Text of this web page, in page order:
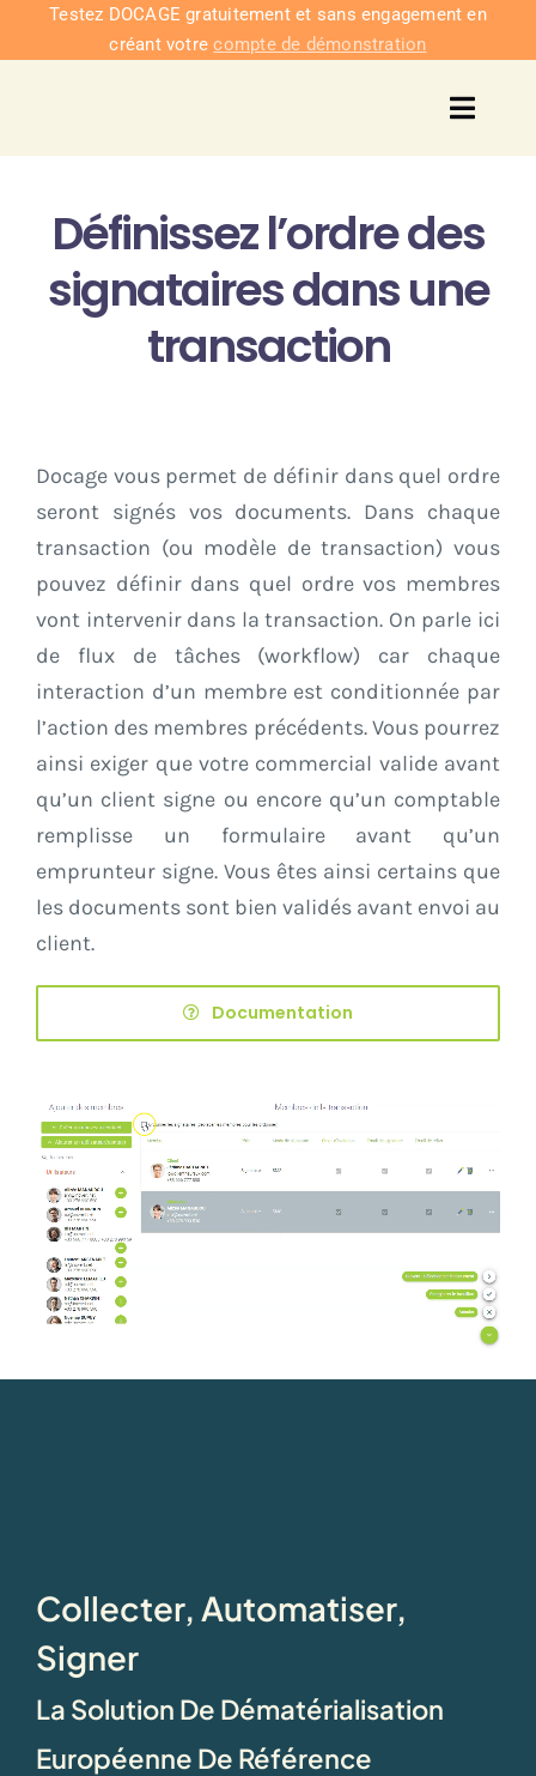
PasserTestez DOCAGE gratuitement et sans engagement en
créant votrecompte de démonstration
Définissez l’ordre des
signataires dans une
transaction
Docage vous permet de définir dans quel ordre
seront signés vos documents. Dans chaque
transaction (ou modèle de transaction) vous
pouvez définir dans quel ordre vos membres
vont intervenir dans la transaction. On parle ici
de flux de tâches (workflow) car chaque
interaction d’un membre est conditionnée par
l’action des membres précédents. Vous pourrez
ainsi exiger que votre commercial valide avant
qu’un client signe ou encore qu’un comptable
remplisse un formulaire avant qu’un
emprunteur signe. Vous êtes ainsi certains que
les documents sont bien validés avant envoi au
client.
Documentation
Collecter, Automatiser,
Signer
La Solution De Dématérialisation
Européenne De Référence